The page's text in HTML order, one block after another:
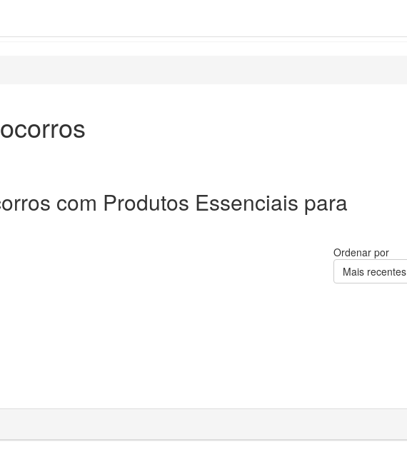
com Produtos Essenciais para
Ordenar por
Mais recentes